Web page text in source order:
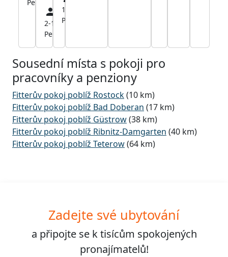
Pers.
2-16
Pers.
21,4
1-12
Pers.
Sousední místa s pokoji pro
pracovníky a penziony
Fitterův pokoj poblíž Rostock(10 km)
Fitterův pokoj poblíž Bad Doberan (17 km)
Fitterův pokoj poblíž Güstrow(38 km)
Fitterův pokoj poblíž Ribnitz-Damgarten (40 km)
Fitterův pokoj poblíž Teterow(64 km)
Zadejte své ubytování
a připojte se ktisícům spokojených
pronajímatelů!